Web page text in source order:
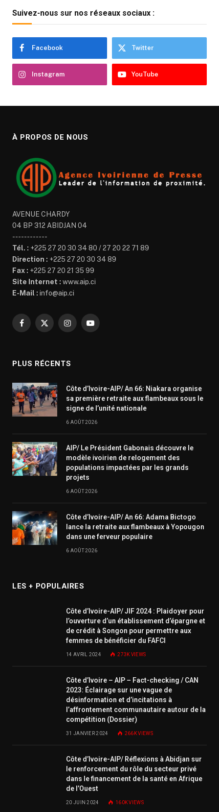
Suivez-nous sur nos réseaux sociaux :
Facebook Twitter
Instagram YouTube
À PROPOS DE NOUS
AVENUE CHARDY
04 BP 312 ABIDJAN 04
------------
Tél. : +225 27 20 30 34 80 / 27 20 22 71 89
Direction : +225 27 20 30 34 89
Fax : +225 27 20 21 35 99
Site Internet : www.aip.ci
E-Mail : info@aip.ci
Facebook
X
InstagramYouTube
PLUS RÉCENTS
Côte d’Ivoire-AIP/ An 66: Niakara organise
sa première retraite aux flambeaux sous le
signe de l’unité nationale
6 AOÛT 2026
AIP/ Le Président Gabonais découvre le
modèle ivoirien de relogement des
populations impactées par les grands
projets
6 AOÛT 2026
Côte d’Ivoire-AIP/ An 66: Adama Bictogo
lance la retraite aux flambeaux à Yopougon
dans une ferveur populaire
6 AOÛT 2026
LES + POPULAIRES
Côte d’Ivoire-AIP/ JIF 2024 : Plaidoyer pour
l’ouverture d’un établissement d’épargne et
de crédit à Songon pour permettre aux
femmes de bénéficier du FAFCI
14 AVRIL 2024 273K VIEWS
Côte d’Ivoire – AIP – Fact-checking / CAN
2023: Éclairage sur une vague de
désinformation et d’incitations à
l’affrontement communautaire autour de la
compétition (Dossier)
31 JANVIER 2024 266KVIEWS
Côte d’Ivoire-AIP/ Réflexions à Abidjan sur
le renforcement du rôle du secteur privé
dans le financement de la santé en Afrique
de l’Ouest
20 JUIN 2024 160KVIEWS